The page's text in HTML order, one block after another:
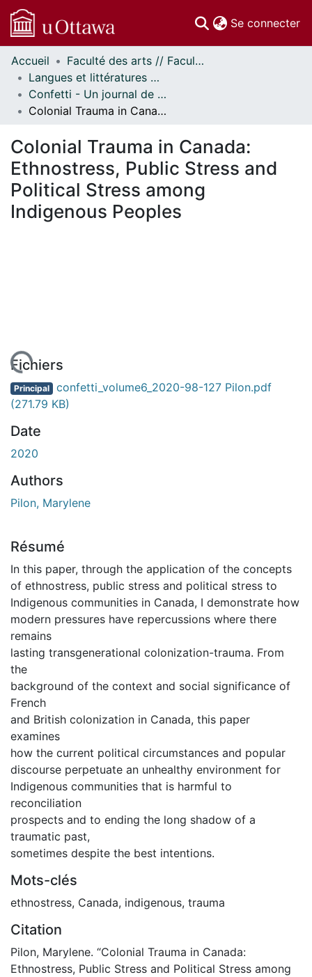
Se connecter
Communautés
et collections
Parcourir
Statistiques
À propos
Accueil
Faculté des arts // Faculty of Arts
Langues et littératures modernes // Modern Languages and Literatures
Confetti - Un journal de littératures et cultures du monde // Confetti - A World Literatures and Cultures Journal
Colonial Trauma in Canada: Ethnostress, Public Stress and Political Stress among Indigenous Peoples
Colonial Trauma in Canada:
Ethnostress, Public Stress and
Political Stress among
Indigenous Peoples
Fichiers
Principal confetti_volume6_2020-98-127 Pilon.pdf
(271.79 KB)
Date
2020
Authors
Pilon, Marylene
Résumé
In this paper, through the application of the concepts
of ethnostress, public stress and political stress to
Indigenous communities in Canada, I demonstrate how
modern pressures have repercussions where there
remains
lasting transgenerational colonization-trauma. From
the
background of the context and social significance of
French
and British colonization in Canada, this paper
examines
how the current political circumstances and popular
discourse perpetuate an unhealthy environment for
Indigenous communities that is harmful to
reconciliation
prospects and to ending the long shadow of a
traumatic past,
sometimes despite the best intentions.
Mots-clés
ethnostress, Canada, indigenous, trauma
Citation
Pilon, Marylene. “Colonial Trauma in Canada:
Ethnostress, Public Stress and Political Stress among